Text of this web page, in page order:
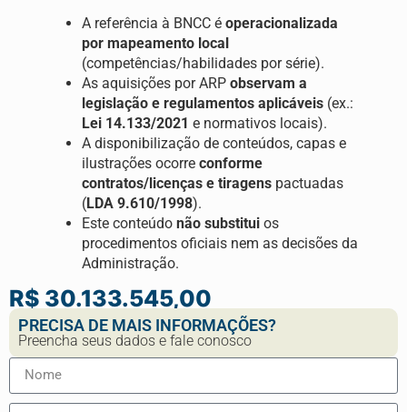
A referência à BNCC é operacionalizada
por mapeamento local
(competências/habilidades por série).
As aquisições por ARP observam a
legislação e regulamentos aplicáveis (ex.:
Lei 14.133/2021 e normativos locais).
A disponibilização de conteúdos, capas e
ilustrações ocorre conforme
contratos/licenças e tiragens pactuadas
(LDA 9.610/1998).
Este conteúdo não substitui os
procedimentos oficiais nem as decisões da
Administração.
R$ 30.133.545,00
PRECISA DE MAIS INFORMAÇÕES?
Preencha seus dados e fale conosco